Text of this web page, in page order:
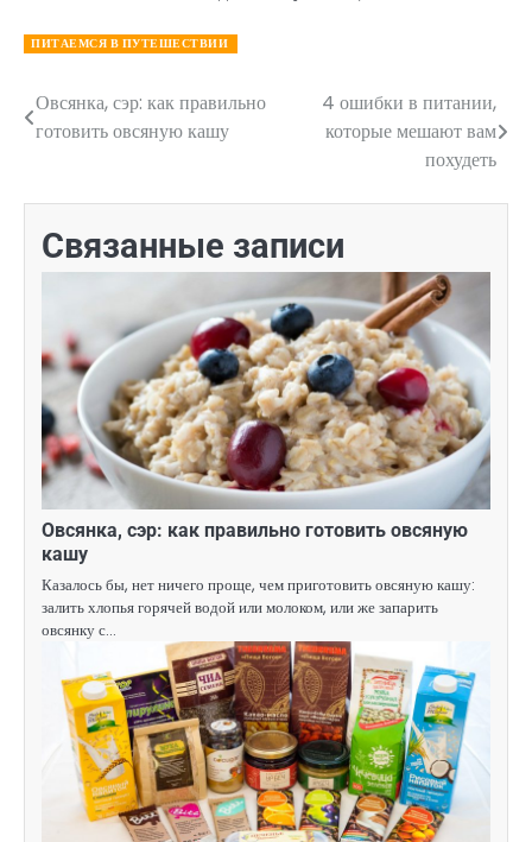
ПИТАЕМСЯ В ПУТЕШЕСТВИИ
Навигация
записям
Овсянка, сэр: как правильно
готовить овсяную кашу
4 ошибки в питании,
которые мешают вам
похудеть
Связанные записи
Овсянка, сэр: как правильно готовить овсяную
кашу
Казалось бы, нет ничего проще, чем приготовить овсяную кашу:
залить хлопья горячей водой или молоком, или же запарить
овсянку с…